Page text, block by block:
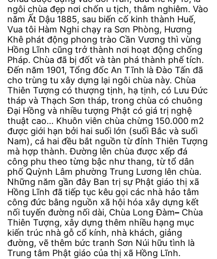
ngôi chùa đẹp nơi chốn u tịch, thâm nghiêm. Vào
năm Ất Dậu 1885, sau biến cố kinh thành Huế,
Vua tôi Hàm Nghi chạy ra Sơn Phòng, Hương
Khê phát động phong trào Cần Vương thì vùng
Hồng Lĩnh cũng trở thành nơi hoạt động chống
Pháp. Chùa đã bị đốt và tàn phá thành phế tích.
Đến năm 1901, Tổng đốc An Tĩnh là Đào Tấn đã
cho trùng tu xây dựng lại ngôi chùa này. Chùa
Thiên Tượng có thượng tịnh, hạ tịnh, có Lưu Đức
tháp và Thạch Sơn tháp, trong chùa có chuông
Đại Hồng và nhiều tượng Phật có giá trị nghệ
thuật cao… Khuôn viên chùa chừng 150.000 m2
được giới hạn bởi hai suối lớn (suối Bắc và suối
Nam), cả hai đều bắt nguồn từ đỉnh Thiên Tượng
mà hợp thành. Đường lên chùa được xếp đá
công phu theo từng bậc như thang, từ tổ dân
phố Quỳnh Lâm phường Trung Lương lên chùa.
Những năm gần đây Ban trị sự Phật giáo thị xã
Hồng Lĩnh đã tiếp tục kêu gọi các nhà hảo tâm
công đức bằng nguồn xã hội hóa xây dựng kết
nối tuyến đường nối dài, Chùa Long Đàm– Chùa
Thiên Tượng, xây dựng thêm nhiều hạng mục
kiến trúc nhà gỗ cổ kính, nhà khách, giảng
đường, vẽ thêm bức tranh Sơn Núi hữu tình là
Trung tâm Phật giáo của thị xã Hồng Lĩnh.